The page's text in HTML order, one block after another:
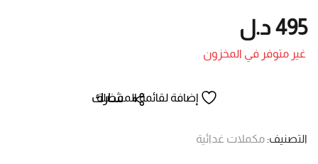
495 د.ل
غير متوفر في المخزون
إضافة لقائمة المفضلة
شارك
التصنيف: مكملات غدائية